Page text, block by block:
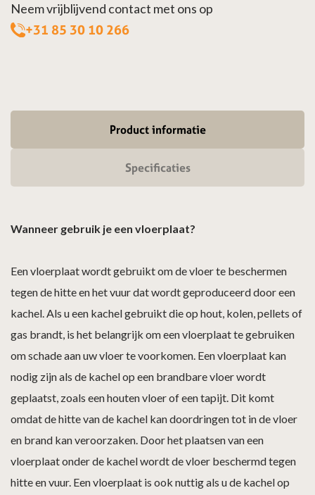
Neem vrijblijvend contact met ons op
+31 85 30 10 266
Product informatie
Specificaties
Wanneer gebruik je een vloerplaat?
Een vloerplaat wordt gebruikt om de vloer te beschermen
tegen de hitte en het vuur dat wordt geproduceerd door een
kachel. Als u een kachel gebruikt die op hout, kolen, pellets of
gas brandt, is het belangrijk om een vloerplaat te gebruiken
om schade aan uw vloer te voorkomen. Een vloerplaat kan
nodig zijn als de kachel op een brandbare vloer wordt
geplaatst, zoals een houten vloer of een tapijt. Dit komt
omdat de hitte van de kachel kan doordringen tot in de vloer
en brand kan veroorzaken. Door het plaatsen van een
vloerplaat onder de kachel wordt de vloer beschermd tegen
hitte en vuur. Een vloerplaat is ook nuttig als u de kachel op